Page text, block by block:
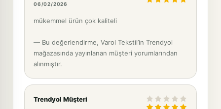
06/02/2026
mükemmel ürün çok kaliteli
— Bu değerlendirme, Varol Tekstil’in Trendyol
mağazasında yayınlanan müşteri yorumlarından
alınmıştır.
Trendyol Müşteri